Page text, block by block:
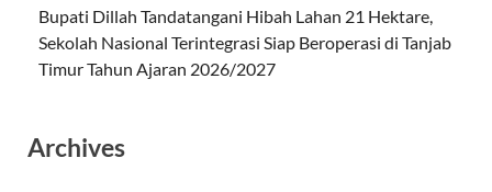
Bupati Dillah Tandatangani Hibah Lahan 21 Hektare,
Sekolah Nasional Terintegrasi Siap Beroperasi di Tanjab
Timur Tahun Ajaran 2026/2027
Archives